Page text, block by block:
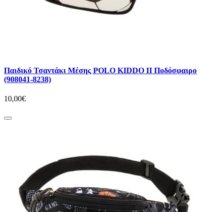
Παιδικό Τσαντάκι Μέσης POLO KIDDO II Ποδόσφαιρο
(908041-8238)
10,00€